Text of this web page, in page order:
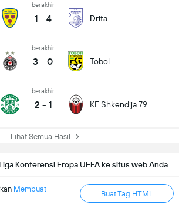
berakhir
1 - 4 Drita
berakhir
3 - 0 Tobol
berakhir
2 - 1 KF Shkendija 79
Lihat Semua Hasil
Konferensi Eropa UEFA ke situs web Anda
Membuat
Buat Tag HTML